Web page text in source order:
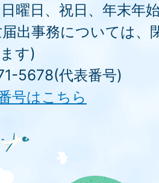
曜日、祝日、年末年
出事務については、
す)
5678(代表番号)
号はこちら